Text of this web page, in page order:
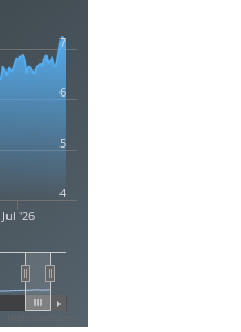
Jul '26
5
6
7
4